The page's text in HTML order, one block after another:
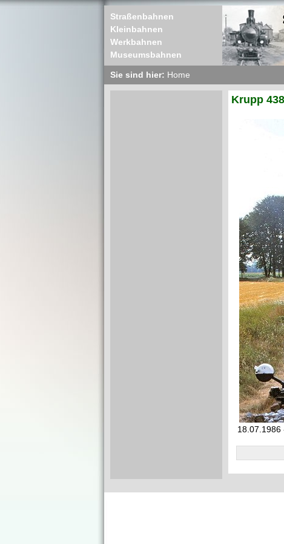
Straßenbahnen
Kleinbahnen
Werkbahnen
Museumsbahnen
Sie sind hier: Home
Krupp
18.07.1986